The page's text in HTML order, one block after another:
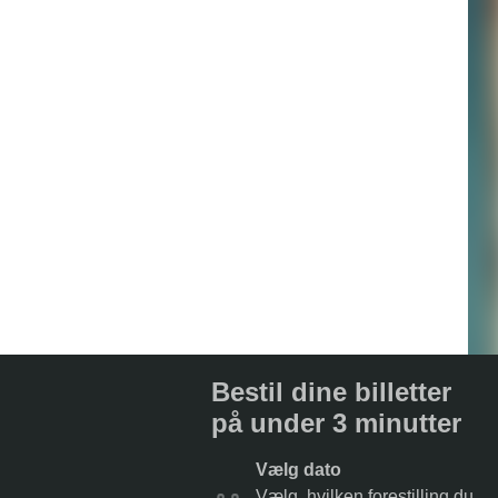
Bestil dine billetter
på under 3 minutter
Vælg dato